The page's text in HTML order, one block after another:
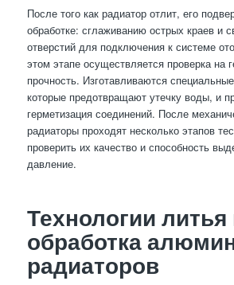
После того как радиатор отлит, его
обработке: сглаживанию острых краев и
отверстий для подключения к системе
этом этапе осуществляется проверка на
прочность. Изготавливаются
которые предотвращают утечку воды, и
герметизация соединений. После
радиаторы проходят несколько этапов
проверить их качество и способность
давление.
Технологии литья
обработка
радиаторов